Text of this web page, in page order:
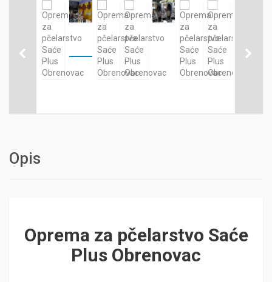
Opis
Oprema za pčelarstvo Saće
Plus Obrenovac